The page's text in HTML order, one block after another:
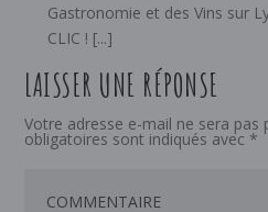
Gastronomie et des Vins sur
CLIC ! [...]
LAISSER UNE RÉPONSE
Votre adresse e-mail ne sera pas
obligatoires sont indiqués avec *